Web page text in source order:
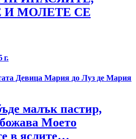
И МОЛЕТЕ СЕ
г.
Девица Мария до Луз де Мария
малък пастир,
Моето
в яслите…